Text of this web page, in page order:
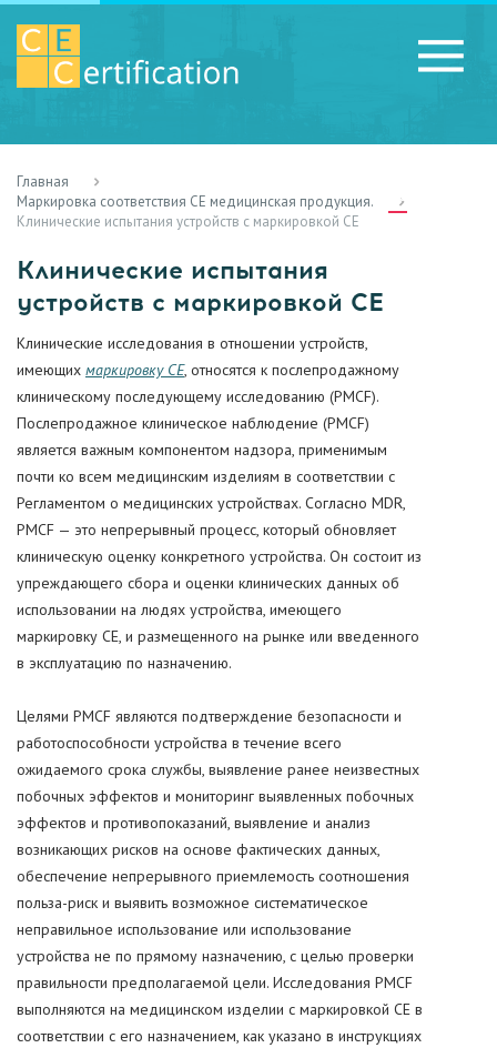
RU
Главная
Маркировка соответствия CE медицинская продукция.
Клинические испытания устройств с маркировкой CE
Клинические испытания
устройств с маркировкой CE
Клинические исследования в отношении устройств,
имеющих маркировку CE, относятся к послепродажному
клиническому последующему исследованию (PMCF).
Послепродажное клиническое наблюдение (PMCF)
является важным компонентом надзора, применимым
почти ко всем медицинским изделиям в соответствии с
Регламентом о медицинских устройствах. Согласно MDR,
PMCF — это непрерывный процесс, который обновляет
клиническую оценку конкретного устройства. Он состоит из
упреждающего сбора и оценки клинических данных об
использовании на людях устройства, имеющего
маркировку СЕ, и размещенного на рынке или введенного
в эксплуатацию по назначению.
Целями PMCF являются подтверждение безопасности и
работоспособности устройства в течение всего
ожидаемого срока службы, выявление ранее неизвестных
побочных эффектов и мониторинг выявленных побочных
эффектов и противопоказаний, выявление и анализ
возникающих рисков на основе фактических данных,
обеспечение непрерывного приемлемость соотношения
польза-риск и выявить возможное систематическое
неправильное использование или использование
устройства не по прямому назначению, с целью проверки
правильности предполагаемой цели. Исследования PMCF
выполняются на медицинском изделии с маркировкой CE в
соответствии с его назначением, как указано в инструкциях